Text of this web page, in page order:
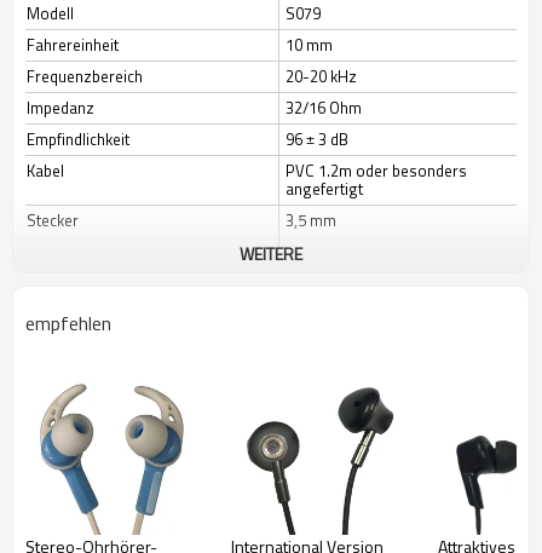
Modell
S079
Fahrereinheit
10 mm
Frequenzbereich
20-20 kHz
Impedanz
32/16 Ohm
Empfindlichkeit
96 ± 3 dB
Kabel
PVC 1.2m oder besonders
angefertigt
Stecker
3,5 mm
WEITERE
empfehlen
Stereo-Ohrhörer- International Version Attraktives